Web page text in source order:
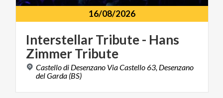
16/08/2026
InterstellarTribute- Hans
ZimmerTribute
Castello di Desenzano Via Castello 63, Desenzano
del Garda (BS)